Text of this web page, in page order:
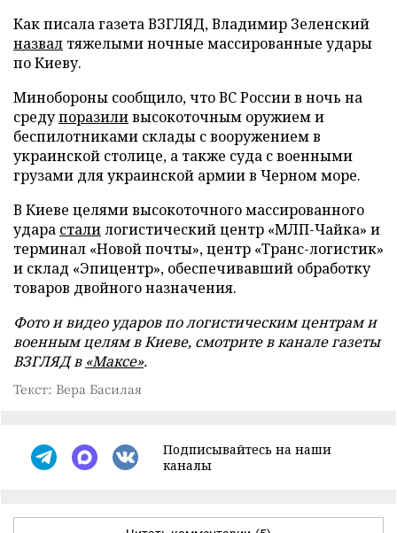
Как писала газета ВЗГЛЯД, Владимир Зеленский
назвал тяжелыми ночные массированные удары
по Киеву.
Минобороны сообщило, что ВС России в ночь на
средупоразиливысокоточным оружием и
беспилотниками склады с вооружением в
украинской столице, а также суда с военными
грузами для украинской армии в Черном море.
В Киеве целями высокоточного массированного
удара сталилогистический центр «МЛП-Чайка» и
терминал «Новой почты», центр «Транс-логистик»
и склад «Эпицентр», обеспечивавший обработку
товаров двойного назначения.
Фото и видео ударов по логистическим центрам и
военным целям в Киеве, смотрите в канале газеты
ВЗГЛЯД в «Максе».
Текст: Вера Басилая
Подписывайтесь на наши
каналы